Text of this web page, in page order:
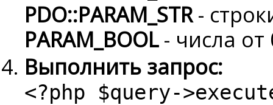
PDO::PARAM_STR-
PARAM_BOOL- числа от
Выполнить запрос:
<?php $query-